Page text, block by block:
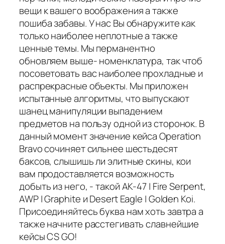
вещи к вашего воображения а также
пошиба забавы. У нас Вы обнаружите как
только наиболее неплотные а также
ценные темы. Мы перманентно
обновляем выше- номенклатура, так чтоб
посоветовать вас наиболее прохладные и
распрекрасные объекты. Мы приложен
испытанные алгоритмы, что выпускают
шанец манипуляции выпадением
предметов на пользу одной из сторонок. В
данный момент значение кейса Operation
Bravo сочиняет сильнее шестьдесят
баксов, слышишь ли элитные скины, кои
вам продоставляется возможность
добыть из него, - такой AK-47 | Fire Serpent,
AWP | Graphite и Desert Eagle | Golden Koi.
Присоединяйтесь буква нам хоть завтра а
также начните расстегивать славнейшие
кейсы CS GO!